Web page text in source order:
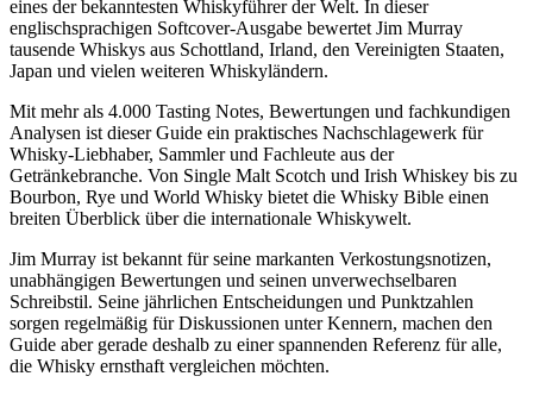
eines der bekanntesten Whiskyführer der Welt. In dieser
englischsprachigen Softcover-Ausgabe bewertet Jim Murray
tausende Whiskys aus Schottland, Irland, den Vereinigten Staaten,
Japan und vielen weiteren Whiskyländern.
Mit mehr als 4.000 Tasting Notes, Bewertungen und fachkundigen
Analysen ist dieser Guide ein praktisches Nachschlagewerk für
Whisky-Liebhaber, Sammler und Fachleute aus der
Getränkebranche. Von Single Malt Scotch und Irish Whiskey bis zu
Bourbon, Rye und World Whisky bietet die Whisky Bible einen
breiten Überblick über die internationale Whiskywelt.
Jim Murray ist bekannt für seine markanten Verkostungsnotizen,
unabhängigen Bewertungen und seinen unverwechselbaren
Schreibstil. Seine jährlichen Entscheidungen und Punktzahlen
sorgen regelmäßig für Diskussionen unter Kennern, machen den
Guide aber gerade deshalb zu einer spannenden Referenz für alle,
die Whisky ernsthaft vergleichen möchten.